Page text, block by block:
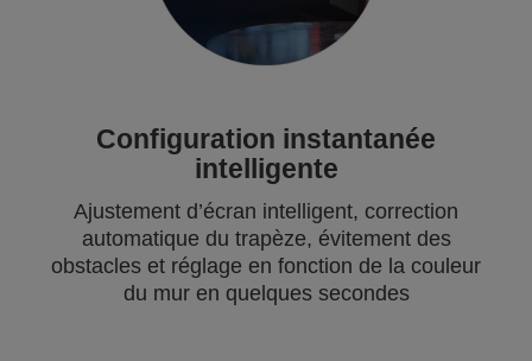
Configuration instantanée
intelligente
Ajustement d’écran intelligent, correction
automatique du trapèze, évitement des
obstacles et réglage en fonction de la couleur
du mur en quelques secondes